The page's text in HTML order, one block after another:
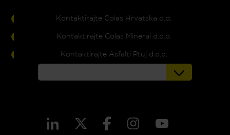
Kontaktirajte Colas Hrvatska d.d.
Kontaktirajte Colas Mineral d.o.o.
Kontaktirajte Asfalti Ptuj d.o.o.